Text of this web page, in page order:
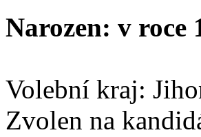
Narozen: v roce
Volební kraj:
Zvolen na